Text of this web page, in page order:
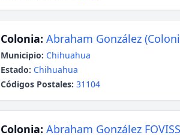
Colonia: Abraham González
Municipio: Chihuahua
Estado: Chihuahua
Códigos Postales: 31104
Colonia: Abraham González